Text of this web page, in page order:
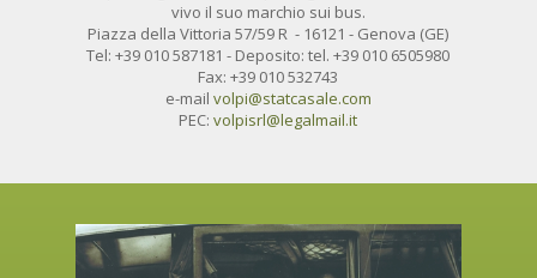
vivo il suo marchio sui bus.
Piazza della Vittoria 57/59 R - 16121 - Genova (GE)
Tel: +39 010 587181 - Deposito: tel. +39 010 6505980
Fax: +39 010 532743
e-mail volpi@statcasale.com
PEC:volpisrl@legalmail.it